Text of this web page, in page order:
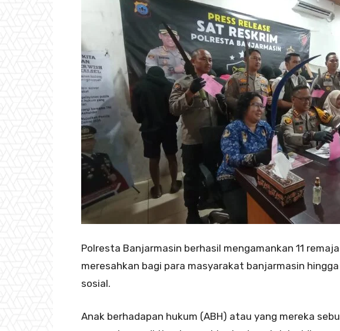
Polresta Banjarmasin berhasil mengamankan 11
meresahkan bagi para masyarakat banjarmasin
sosial.
Anak berhadapan hukum (ABH) atau yang mereka